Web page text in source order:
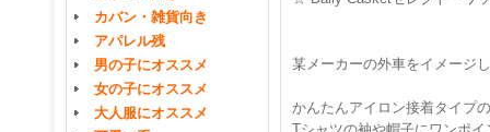
カバン・雑貨向き
アパレル残
男の子にオススメ
女の子にオススメ
大人服にオススメ
某メーカーの外車をイメージ
かんたんアイロン接着タイプ